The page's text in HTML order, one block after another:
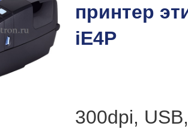
принтер
iE4P
300dpi,